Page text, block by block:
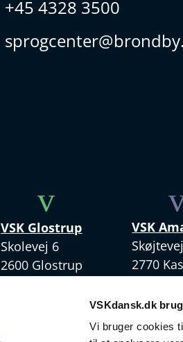
VSKdansk.dk
Vi bruger cookies
+45 4328 3500
v
VSK Glostrup
Skolevej 6
2600 Glostrup
VSK
2770